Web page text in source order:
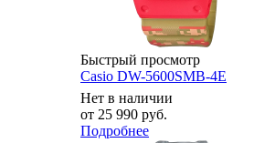
Быстрый просмотр
Casio DW-5600SMB-4E
Нет в наличии
от 25 990 руб.
Подробнее